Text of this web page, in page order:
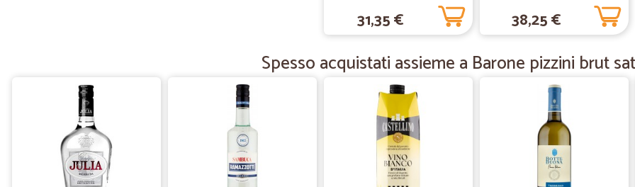
—Annamaria R.
arrivato in anticipo buon
Prodotti ottimi
Prodotti ottimi,arrivati
ancora, molto soddisfatta!
31,35 € 38,25 €
Spesso acquistati assieme a Barone pizzini brut